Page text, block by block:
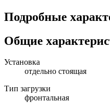
Подробные
Общие
Установка
отдельно стоящая
Тип загрузки
фронтальная